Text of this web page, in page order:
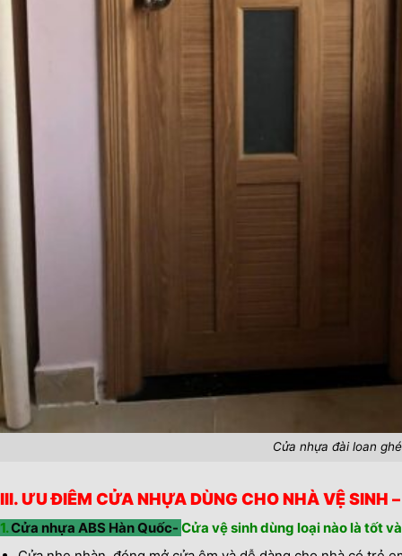
Cửa nhựa đài loan
III. ƯU ĐIÊM CỬA NHỰA DÙNG CHO NHÀ VỆ
1.Cửa nhựa ABS Hàn Quốc- Cửa vệ sinh dùng loại nào là tốt